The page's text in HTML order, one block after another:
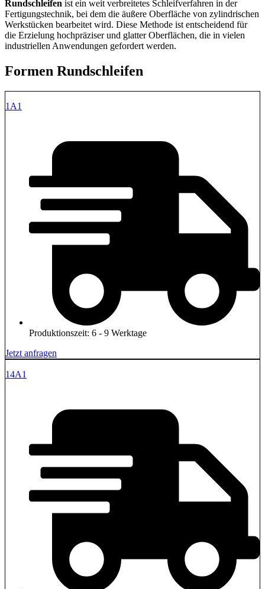
Rundschleifen ist ein weit verbreitetes Schleifverfahren in der
Fertigungstechnik, bei dem die äußere Oberfläche von zylindrischen
Werkstücken bearbeitet wird. Diese Methode ist entscheidend für
die Erzielung hochpräziser und glatter Oberflächen, die in vielen
industriellen Anwendungen gefordert werden.
Formen Rundschleifen
1A1
Produktionszeit: 6 - 9 Werktage
Jetzt anfragen
14A1